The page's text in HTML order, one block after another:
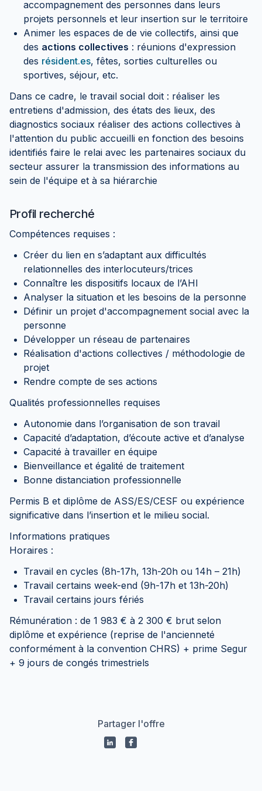
accompagnement des personnes dans leurs
projets personnels et leur insertion sur le territoire
Animer les espaces de de vie collectifs, ainsi que
des actions collectives : réunions d'expression
des résident.es, fêtes, sorties culturelles ou
sportives, séjour, etc.
Dans ce cadre, le travail social doit : réaliser les
entretiens d'admission, des états des lieux, des
diagnostics sociaux réaliser des actions collectives à
l'attention du public accueilli en fonction des besoins
identifiés faire le relai avec les partenaires sociaux du
secteur assurer la transmission des informations au
sein de l'équipe et à sa hiérarchie
Profil recherché
Compétences requises :
Créer du lien en s’adaptant aux difficultés
relationnelles des interlocuteurs/trices
Connaître les dispositifs locaux de l’AHI
Analyser la situation et les besoins de la personne
Définir un projet d'accompagnement social avec la
personne
Développer un réseau de partenaires
Réalisation d'actions collectives / méthodologie de
projet
Rendre compte de ses actions
Qualités professionnelles requises
Autonomie dans l’organisation de son travail
Capacité d’adaptation, d’écoute active et d’analyse
Capacité à travailler en équipe
Bienveillance et égalité de traitement
Bonne distanciation professionnelle
Permis B et diplôme de ASS/ES/CESF ou expérience
significative dans l’insertion et le milieu social.
Informations pratiques
Horaires :
Travail en cycles (8h-17h, 13h-20h ou 14h – 21h)
Travail certains week-end (9h-17h et 13h-20h)
Travail certains jours fériés
Rémunération : de 1 983 € à 2 300 € brut selon
diplôme et expérience (reprise de l'ancienneté
conformément à la convention CHRS) + prime Segur
+ 9 jours de congés trimestriels
Partager l'offre